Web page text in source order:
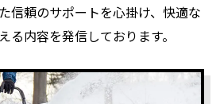
信頼のサポートを心掛け、快適な
る内容を発信しております。